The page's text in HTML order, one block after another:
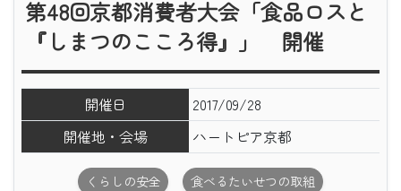
第48回京都消費者大会「食品ロスと
『しまつのこころ得』」 開催
開催日
2017/09/28
開催地・会場
ハートピア京都
くらしの安全 食べるたいせつの取組